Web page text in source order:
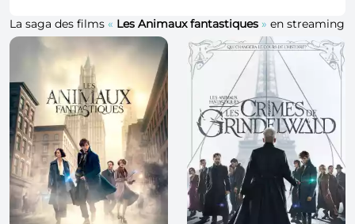
La saga des films « Les Animaux fantastiques » en streaming